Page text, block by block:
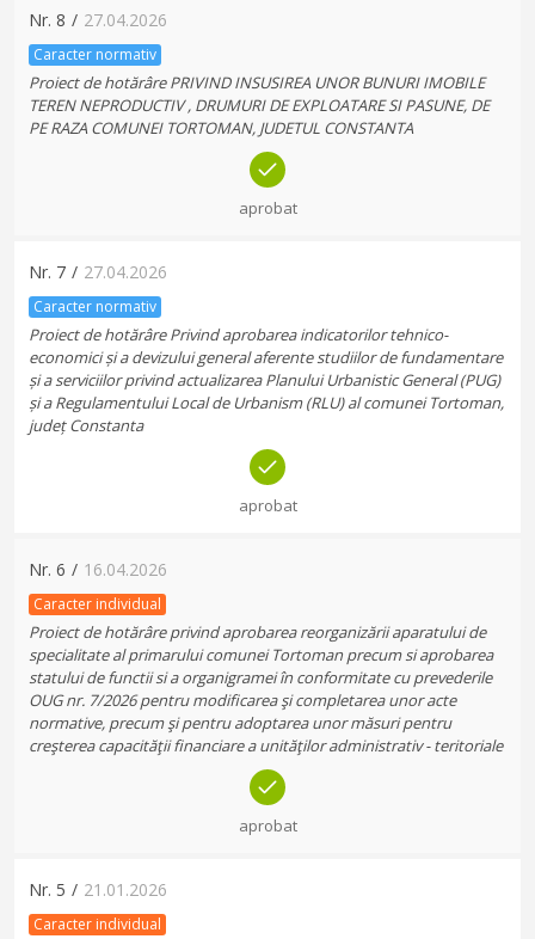
Nr. 8 / 27.04.2026
Caracter normativ
Proiect de hotărâre PRIVIND INSUSIREA UNOR BUNURI IMOBILE
TEREN NEPRODUCTIV , DRUMURI DE EXPLOATARE SI PASUNE, DE
PE RAZA COMUNEI TORTOMAN, JUDETUL CONSTANTA
aprobat
Nr. 7 / 27.04.2026
Caracter normativ
Proiect de hotărâre Privind aprobarea indicatorilor tehnico-
economici și a devizului general aferente studiilor de fundamentare
și a serviciilor privind actualizarea Planului Urbanistic General (PUG)
și a Regulamentului Local de Urbanism (RLU) al comunei Tortoman,
județ Constanta
aprobat
Nr. 6 / 16.04.2026
Caracter individual
Proiect de hotărâre privind aprobarea reorganizării aparatului de
specialitate al primarului comunei Tortoman precum si aprobarea
statului de functii si a organigramei în conformitate cu prevederile
OUG nr. 7/2026 pentru modificarea şi completarea unor acte
normative, precum şi pentru adoptarea unor măsuri pentru
creşterea capacităţii financiare a unităţilor administrativ - teritoriale
aprobat
Nr. 5 / 21.01.2026
Caracter individual